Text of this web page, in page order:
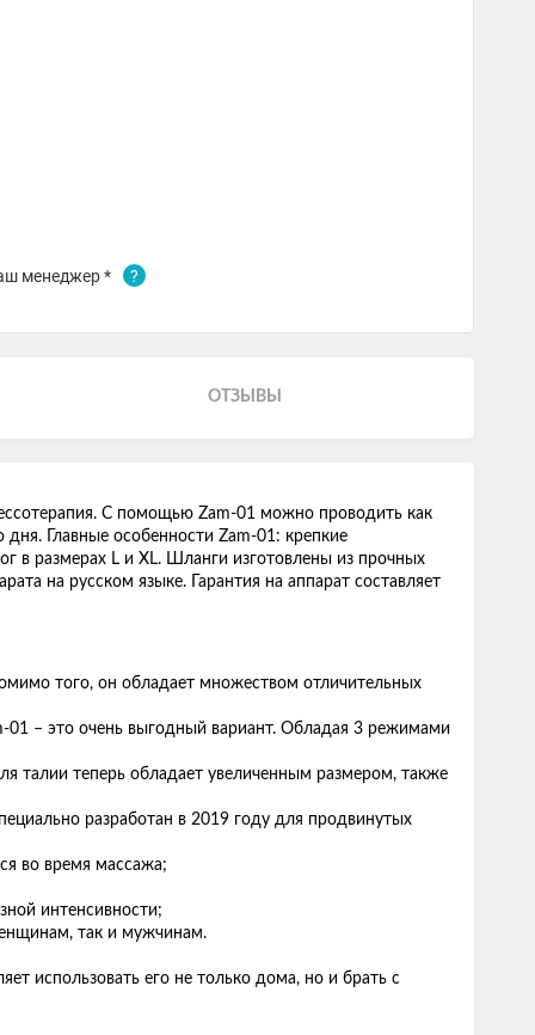
менеджер *
?
ОТЗЫВЫ
С помощью Zam-01 можно проводить как
Главные особенности Zam-01: крепкие
в размерах L и XL. Шланги изготовлены из прочных
на русском языке. Гарантия на аппарат составляет
того, он обладает множеством отличительных
01 – это очень выгодный вариант. Обладая 3 режимами
талии теперь обладает увеличенным размером, также
разработан в 2019 году для продвинутых
во время массажа;
интенсивности;
так и мужчинам.
использовать его не только дома, но и брать с